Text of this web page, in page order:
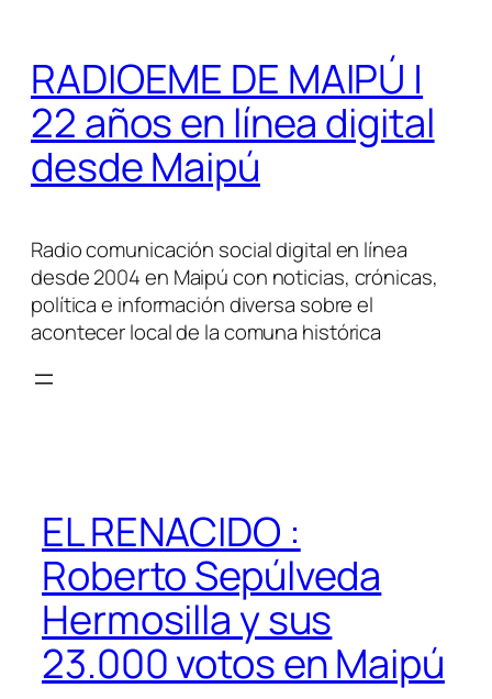
contenido
RADIOEME DE MAIPÚ |
22 años en línea digital
desde Maipú
Radio comunicación social digital en línea
desde 2004 en Maipú con noticias, crónicas,
política e información diversa sobre el
acontecer local de la comuna histórica
EL RENACIDO :
Roberto Sepúlveda
Hermosilla y sus
23.000 votos en Maipú